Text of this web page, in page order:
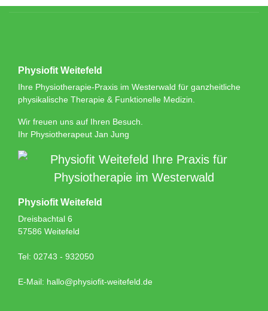
Physiofit Weitefeld
Ihre Physiotherapie-Praxis im Westerwald für ganzheitliche
physikalische Therapie & Funktionelle Medizin.
Wir freuen uns auf Ihren Besuch.
Ihr Physiotherapeut Jan Jung
Physiofit Weitefeld
Dreisbachtal 6
57586 Weitefeld
Tel: 02743 - 932050
E-Mail: hallo@physiofit-weitefeld.de